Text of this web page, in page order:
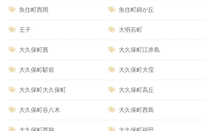
魚住町西岡 魚住町錦が丘
王子 大明石町
大久保町茜 大久保町江井島
大久保町駅前 大久保町大窪
大久保町大久保町 大久保町高丘
大久保町谷八木 大久保町西島